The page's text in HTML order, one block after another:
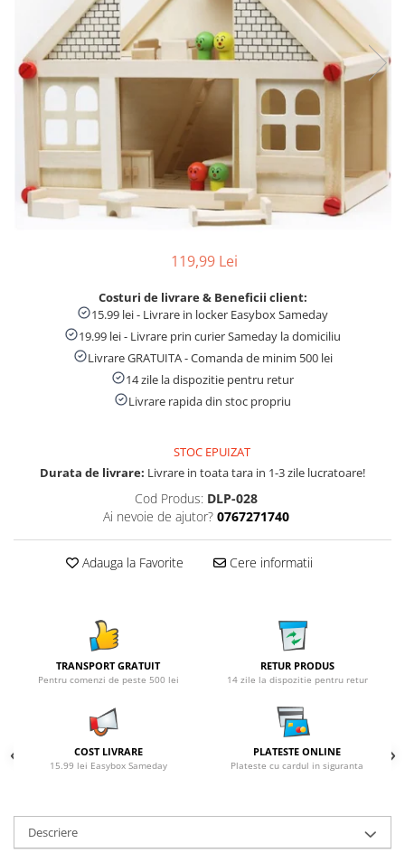
Tablite educative
119,99 Lei
Costuri de livrare & Beneficii client:
15.99 lei - Livrare in locker Easybox Sameday
19.99 lei - Livrare prin curier Sameday la domiciliu
Livrare GRATUITA - Comanda de minim 500 lei
14 zile la dispozitie pentru retur
Livrare rapida din stoc propriu
STOC EPUIZAT
Durata de livrare: Livrare in toata tara in 1-3 zile lucratoare!
Cod Produs: DLP-028
Ai nevoie de ajutor? 0767271740
Adauga la Favorite Cere informatii
TRANSPORT GRATUIT
Pentru comenzi de peste 500 lei
RETUR PRODUS
14 zile la dispozitie pentru retur
COST LIVRARE
15.99 lei Easybox Sameday
PLATESTE ONLINE
Plateste cu cardul in siguranta
Descriere